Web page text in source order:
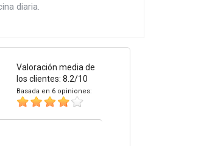
diaria.
Valoración media de
los clientes: 8.2/10
Basada en 6 opiniones: